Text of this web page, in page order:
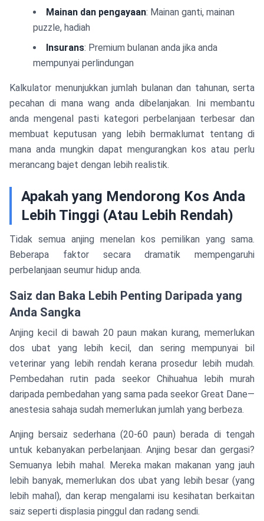
Mainan dan pengayaan: Mainan ganti, mainan
puzzle, hadiah
Insurans: Premium bulanan anda jika anda
mempunyai perlindungan
Kalkulator menunjukkan jumlah bulanan dan tahunan, serta
pecahan di mana wang anda dibelanjakan. Ini membantu
anda mengenal pasti kategori perbelanjaan terbesar dan
membuat keputusan yang lebih bermaklumat tentang di
mana anda mungkin dapat mengurangkan kos atau perlu
merancang bajet dengan lebih realistik.
Apakah yang Mendorong Kos Anda
Lebih Tinggi (Atau Lebih Rendah)
Tidak semua anjing menelan kos pemilikan yang sama.
Beberapa faktor secara dramatik mempengaruhi
perbelanjaan seumur hidup anda.
Saiz dan Baka Lebih Penting Daripada yang
Anda Sangka
Anjing kecil di bawah 20 paun makan kurang, memerlukan
dos ubat yang lebih kecil, dan sering mempunyai bil
veterinar yang lebih rendah kerana prosedur lebih mudah.
Pembedahan rutin pada seekor Chihuahua lebih murah
daripada pembedahan yang sama pada seekor Great Dane—
anestesia sahaja sudah memerlukan jumlah yang berbeza.
Anjing bersaiz sederhana (20-60 paun) berada di tengah
untuk kebanyakan perbelanjaan. Anjing besar dan gergasi?
Semuanya lebih mahal. Mereka makan makanan yang jauh
lebih banyak, memerlukan dos ubat yang lebih besar (yang
lebih mahal), dan kerap mengalami isu kesihatan berkaitan
saiz seperti displasia pinggul dan radang sendi.